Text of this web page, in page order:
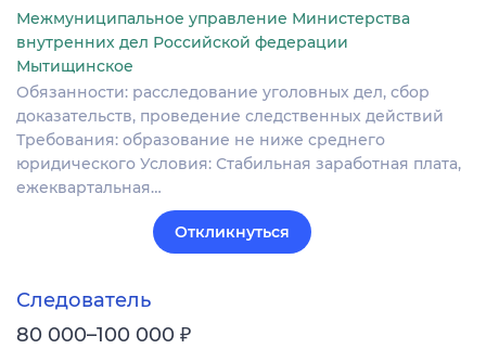
Межмуниципальное управление Министерства
внутренних дел Российской федерации
Мытищинское
Обязанности: расследование уголовных дел, сбор
доказательств, проведение следственных действий
Требования: образование не ниже среднего
юридического Условия: Стабильная заработная плата,
ежеквартальная…
Откликнуться
Следователь
80 000–100 000 ₽